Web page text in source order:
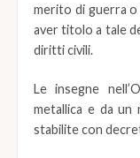
merito di guerra
aver titolo a tale
diritti civili.
Le insegne
metallica e da
stabilite con